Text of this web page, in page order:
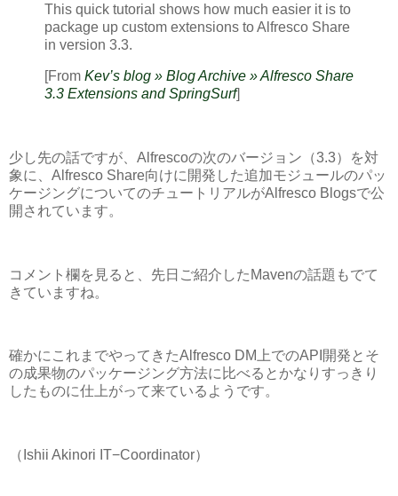
This quick tutorial shows how much easier it is to
package up custom extensions to Alfresco Share
in version 3.3.
[From Kev’s blog » Blog Archive » Alfresco Share
3.3 Extensions and SpringSurf]
少し先の話ですが、Alfrescoの次のバージョン（3.3）を対
象に、Alfresco Share向けに開発した追加モジュールのパッ
ケージングについてのチュートリアルがAlfresco Blogsで公
開されています。
コメント欄を見ると、先日ご紹介したMavenの話題もでて
きていますね。
確かにこれまでやってきたAlfresco DM上でのAPI開発とそ
の成果物のパッケージング方法に比べるとかなりすっきり
したものに仕上がって来ているようです。
（Ishii Akinori IT−Coordinator）